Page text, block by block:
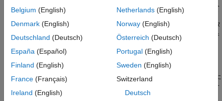
れられます。データ プロパティの設定の説明に従って
ズ]データ プロパティを有効にすると、追加の可変サイズ データ
オブジェクトを宣言できます。詳細については、
可変サイズ
を参
それぞれの可変サイズ データ オブジェクトの最大サイズを明示
的に指定するには、
データ プロパティを使用します。た
とえば、最初の次元の最大サイズが 2 で、2 番目の次元の最大サ
イズが 4 である 2 次元行列を指定するには、「
Belgium (English)
Denmark (English)
Deutschland (Deutsch)
España (Español)
Finland (English)
France (Français)
Ireland (English)
Netherlands(English)
Norway(English)
Österreich (Deutsch)
Portugal(English)
Sweden (English)
Switzerland
Deutsch